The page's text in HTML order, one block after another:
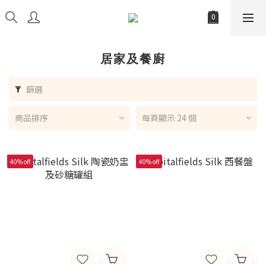
居家及餐廚
篩選
商品排序 每頁顯示 24 個
40% off 40% off